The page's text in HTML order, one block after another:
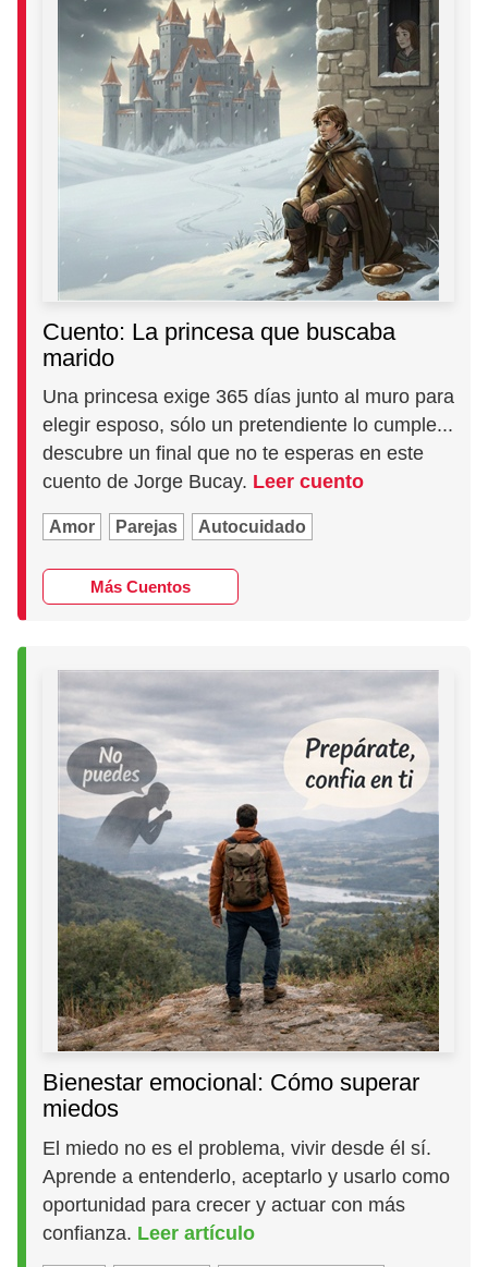
Cuento: La princesa que buscaba
marido
Una princesa exige 365 días junto al muro para
elegir esposo, sólo un pretendiente lo cumple...
descubre un final que no te esperas en este
cuento de Jorge Bucay. Leer cuento
Amor Parejas Autocuidado
Más Cuentos
Bienestar emocional: Cómo superar
miedos
El miedo no es el problema, vivir desde él sí.
Aprende a entenderlo, aceptarlo y usarlo como
oportunidad para crecer y actuar con más
confianza. Leer artículo